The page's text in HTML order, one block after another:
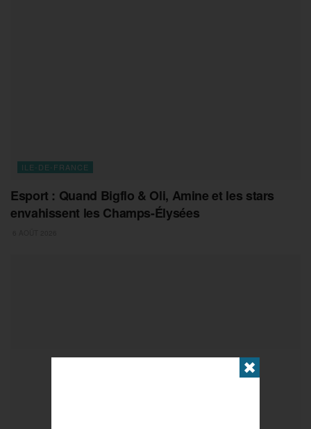
ILE-DE-FRANCE
Esport : Quand Bigflo & Oli, Amine et les stars
envahissent les Champs-Élysées
✖